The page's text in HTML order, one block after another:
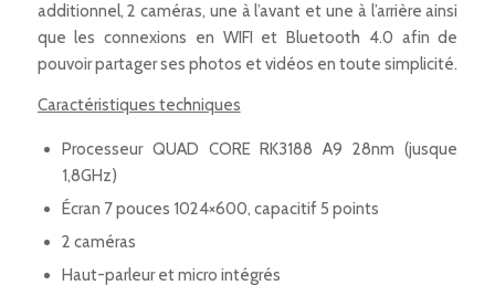
additionnel, 2 caméras, une à l’avant et une à l’arrière ainsi
que les connexions en WIFI et Bluetooth 4.0 afin de
pouvoir partager ses photos et vidéos en toute simplicité.
Caractéristiques techniques
Processeur QUAD CORE RK3188 A9 28nm (jusque
1,8GHz)
Écran 7 pouces 1024×600, capacitif 5 points
2 caméras
Haut-parleur et micro intégrés